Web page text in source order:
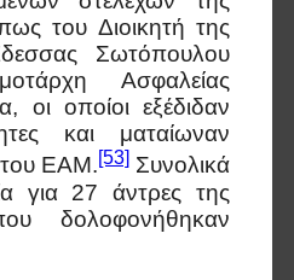
του Διοικητή της
Σωτόπουλου
Ασφαλείας
οι οποίοι εξέδιδαν
και ματαίωναν
του ΕΑΜ.[53] Συνολικά
για 27 άντρες της
δολοφονήθηκαν